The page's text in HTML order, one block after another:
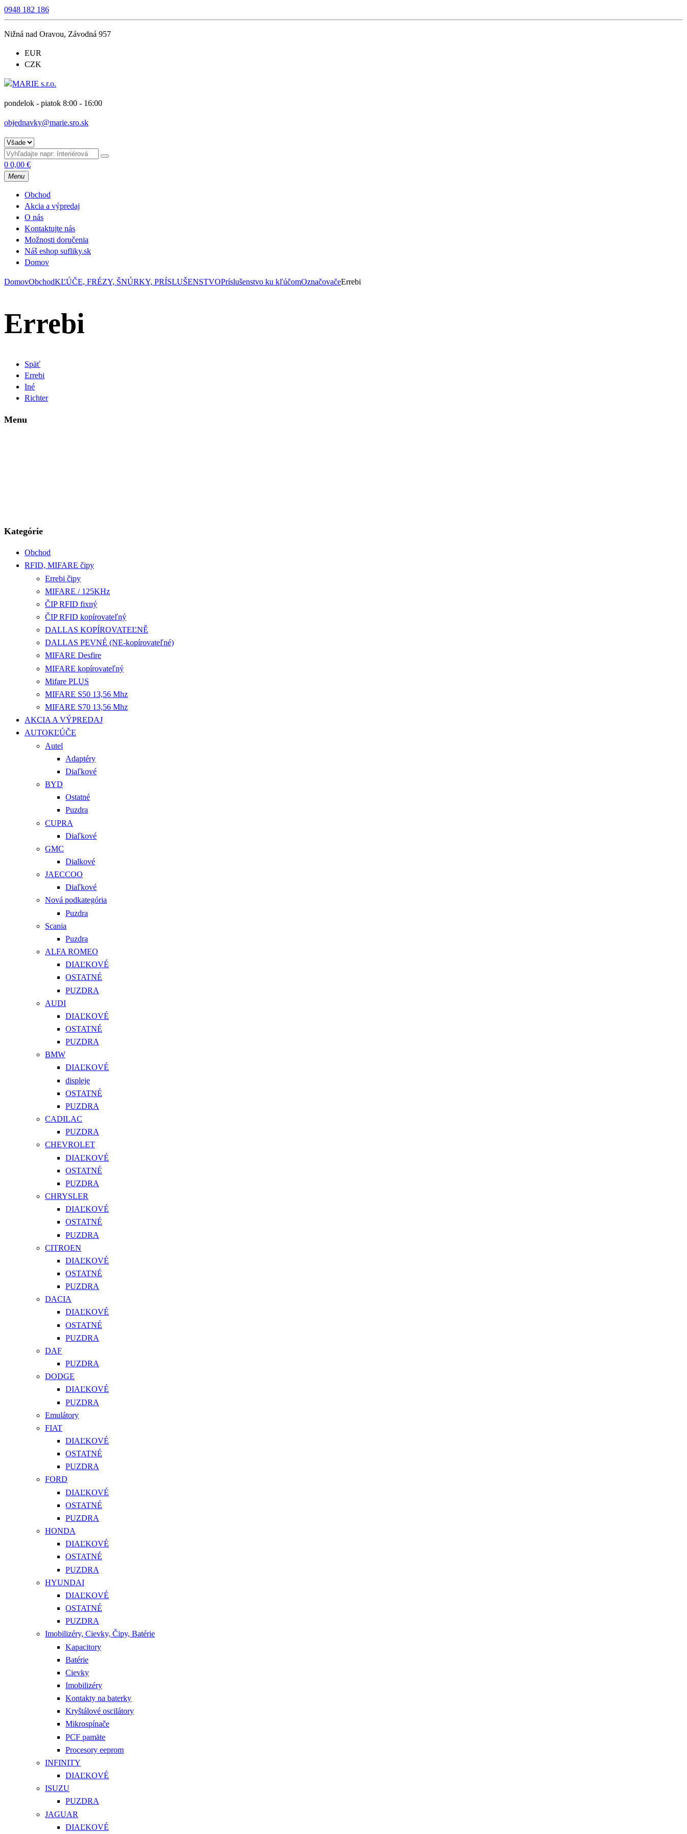
0948 182 186
Nižná nad Oravou, Závodná 957
EUR
CZK
pondelok - piatok 8:00 - 16:00
objednavky@marie.sro.sk
0 0,00 €
Menu
Obchod
Akcia a výpredaj
O nás
Kontaktujte nás
Možnosti doručenia
Náš eshop sufliky.sk
Domov
DomovObchodKĽÚČE, FRÉZY, ŠNÚRKY, PRÍSLUŠENSTVOPríslušenstvo ku kľúčomOznačovačeErrebi
Errebi
Späť
Errebi
Iné
Richter
Menu
Kategórie
Obchod
RFID, MIFARE čipy
Errebi čipy
MIFARE / 125KHz
ČIP RFID fixný
ČIP RFID kopírovateľný
DALLAS KOPÍROVATEĽNĚ
DALLAS PEVNÉ (NE-kopírovateľné)
MIFARE Desfire
MIFARE kopírovateľný
Mifare PLUS
MIFARE S50 13,56 Mhz
MIFARE S70 13,56 Mhz
AKCIA A VÝPREDAJ
AUTOKĽÚČE
Autel
Adaptéry
Diaľkové
BYD
Ostatné
Puzdra
CUPRA
Diaľkové
GMC
Dialkové
JAECCOO
Diaľkové
Nová podkategória
Puzdra
Scania
Puzdra
ALFA ROMEO
DIAĽKOVÉ
OSTATNÉ
PUZDRA
AUDI
DIAĽKOVÉ
OSTATNÉ
PUZDRA
BMW
DIAĽKOVÉ
displeje
OSTATNÉ
PUZDRA
CADILAC
PUZDRA
CHEVROLET
DIAĽKOVÉ
OSTATNÉ
PUZDRA
CHRYSLER
DIAĽKOVÉ
OSTATNÉ
PUZDRA
CITROEN
DIAĽKOVÉ
OSTATNÉ
PUZDRA
DACIA
DIAĽKOVÉ
OSTATNÉ
PUZDRA
DAF
PUZDRA
DODGE
DIAĽKOVÉ
PUZDRA
Emulátory
FIAT
DIAĽKOVÉ
OSTATNÉ
PUZDRA
FORD
DIAĽKOVÉ
OSTATNÉ
PUZDRA
HONDA
DIAĽKOVÉ
OSTATNÉ
PUZDRA
HYUNDAI
DIAĽKOVÉ
OSTATNÉ
PUZDRA
Imobilizéry, Cievky, Čipy, Batérie
Kapacitory
Batérie
Cievky
Imobilizéry
Kontakty na baterky
Kryštálové oscilátory
Mikrospínače
PCF pamäte
Procesory eeprom
INFINITY
DIAĽKOVÉ
ISUZU
PUZDRA
JAGUAR
DIAĽKOVÉ